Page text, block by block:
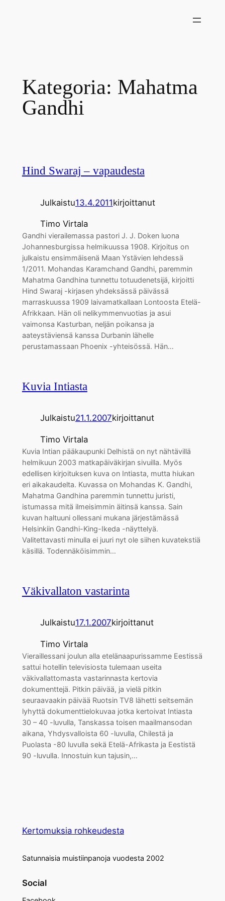
Kategoria: Mahatma
Gandhi
Hind Swaraj – vapaudesta
Julkaistu13.4.2011kirjoittanut
Timo Virtala
Gandhi vierailemassa pastori J. J. Doken luona
Johannesburgissa helmikuussa 1908. Kirjoitus on
julkaistu ensimmäisenä Maan Ystävien lehdessä
1/2011. Mohandas Karamchand Gandhi, paremmin
Mahatma Gandhina tunnettu totuudenetsijä, kirjoitti
Hind Swaraj -kirjasen yhdeksässä päivässä
marraskuussa 1909 laivamatkallaan Lontoosta Etelä-
Afrikkaan. Hän oli nelikymmenvuotias ja asui
vaimonsa Kasturban, neljän poikansa ja
aateystäviensä kanssa Durbanin lähelle
perustamassaan Phoenix -yhteisössä. Hän…
Kuvia Intiasta
Julkaistu21.1.2007kirjoittanut
Timo Virtala
Kuvia Intian pääkaupunki Delhistä on nyt nähtävillä
helmikuun 2003 matkapäiväkirjan sivuilla. Myös
edellisen kirjoituksen kuva on Intiasta, mutta hiukan
eri aikakaudelta. Kuvassa on Mohandas K. Gandhi,
Mahatma Gandhina paremmin tunnettu juristi,
istumassa mitä ilmeisimmin äitinsä kanssa. Sain
kuvan haltuuni ollessani mukana järjestämässä
Helsinkiin Gandhi-King-Ikeda -näyttelyä.
Valitettavasti minulla ei juuri nyt ole siihen kuvatekstiä
käsillä. Todennäköisimmin…
Väkivallaton vastarinta
Julkaistu17.1.2007kirjoittanut
Timo Virtala
Vieraillessani joulun alla etelänaapurissamme Eestissä
sattui hotellin televisiosta tulemaan useita
väkivallattomasta vastarinnasta kertovia
dokumenttejä. Pitkin päivää, ja vielä pitkin
seuraavaakin päivää Ruotsin TV8 lähetti seitsemän
lyhyttä dokumenttielokuvaa jotka kertoivat Intiasta
30 – 40 -luvulla, Tanskassa toisen maailmansodan
aikana, Yhdysvalloista 60 -luvulla, Chilestä ja
Puolasta -80 luvulla sekä Etelä-Afrikasta ja Eestistä
90 -luvulla. Innostuin kun tajusin,…
Kertomuksia rohkeudesta
Satunnaisia muistiinpanoja vuodesta 2002
Social